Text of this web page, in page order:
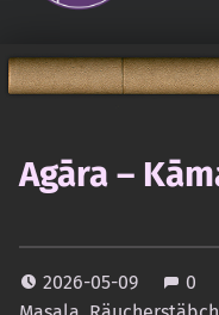
Agāra –
2026-05-09 0